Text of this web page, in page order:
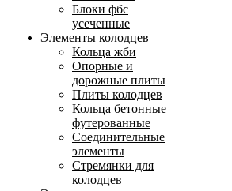
Блоки фбс
усеченные
Элементы колодцев
Кольца жби
Опорные и
дорожные плиты
Плиты колодцев
Кольца бетонные
футерованные
Соединительные
элементы
Стремянки для
колодцев